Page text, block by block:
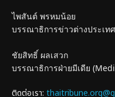
ไพสันต์ พรหมน้อย
บรรณาธิการข่าวต่างประเ
ชัยสิทธิ์ ผลเสวก
บรรณาธิการฝ่ายมีเดีย
ติดต่อเรา: